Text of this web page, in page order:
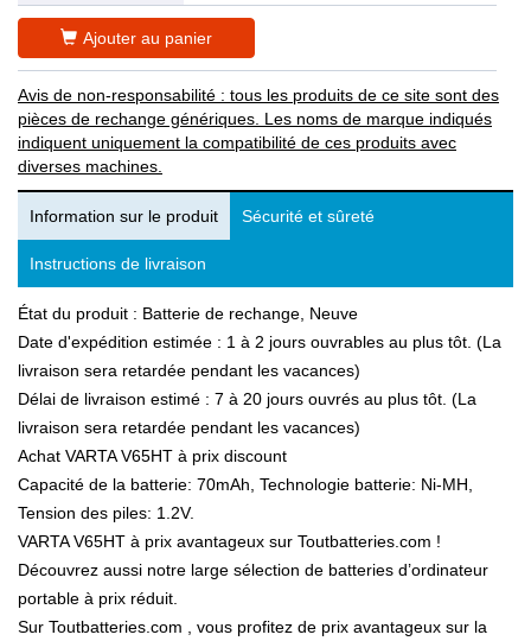
Ajouter au panier
Avis de non-responsabilité : tous les produits de ce site sont des
pièces de rechange génériques. Les noms de marque indiqués
indiquent uniquement la compatibilité de ces produits avec
diverses machines.
Information sur le produit Sécurité et sûreté
Instructions de livraison
État du produit : Batterie de rechange, Neuve
Date d'expédition estimée : 1 à 2 jours ouvrables au plus tôt. (La
livraison sera retardée pendant les vacances)
Délai de livraison estimé : 7 à 20 jours ouvrés au plus tôt. (La
livraison sera retardée pendant les vacances)
Achat VARTA V65HT à prix discount
Capacité de la batterie: 70mAh, Technologie batterie: Ni-MH,
Tension des piles: 1.2V.
VARTA V65HT à prix avantageux sur Toutbatteries.com !
Découvrez aussi notre large sélection de batteries d’ordinateur
portable à prix réduit.
Sur Toutbatteries.com , vous profitez de prix avantageux sur la